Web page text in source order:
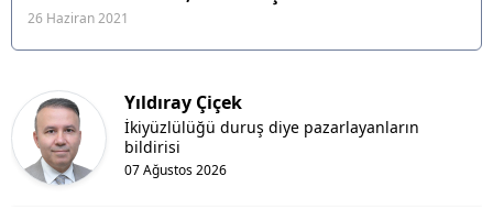
26 Haziran 2021
Yıldıray Çiçek
07 Ağustos 2026
İkiyüzlülüğü duruş diye pazarlayanların
bildirisi